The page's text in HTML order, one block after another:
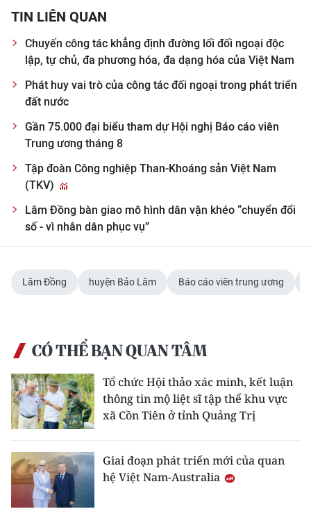
TIN LIÊN QUAN
Chuyến công tác khẳng định đường lối đối ngoại độc
lập, tự chủ, đa phương hóa, đa dạng hóa của Việt Nam
Phát huy vai trò của công tác đối ngoại trong phát triển
đất nước
Gần 75.000 đại biểu tham dự Hội nghị Báo cáo viên
Trung ương tháng 8
Tập đoàn Công nghiệp Than-Khoáng sản Việt Nam
(TKV)
Lâm Đồng bàn giao mô hình dân vận khéo “chuyển đổi
số - vì nhân dân phục vụ”
Lâm Đồng huyện Bảo Lâm Báo cáo viên trung ương
CÓ THỂ BẠN QUAN TÂM
Tổ chức Hội thảo xác minh, kết luận
thông tin mộ liệt sĩ tập thể khu vực
xã Cồn Tiên ở tỉnh Quảng Trị
Giai đoạn phát triển mới của quan
hệ Việt Nam-Australia